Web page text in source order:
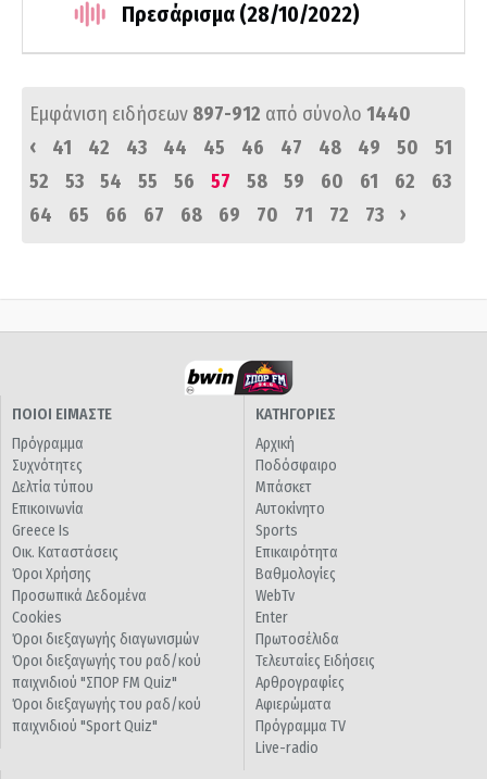
Πρεσάρισμα (28/10/2022)
Εμφάνιση ειδήσεων 897-912 από σύνολο 1440
‹
41 42 43 44 45 46 47 48 49 50
51
52
53 54 55 56 57 58 59 60 61 62
63
64
65 66 67 68 69 70 71 72 73 ›
ΠΟΙΟΙ ΕΙΜΑΣΤΕ
Πρόγραμμα
Συχνότητες
Δελτία τύπου
Επικοινωνία
Greece Is
Οικ. Καταστάσεις
Όροι Χρήσης
Προσωπικά Δεδομένα
Cookies
Όροι διεξαγωγής διαγωνισμών
Όροι διεξαγωγής του ραδ/κού
παιχνιδιού "ΣΠΟΡ FM Quiz"
Όροι διεξαγωγής του ραδ/κού
παιχνιδιού "Sport Quiz"
ΚΑΤΗΓΟΡΙΕΣ
Αρχική
Ποδόσφαιρο
Μπάσκετ
Αυτοκίνητο
Sports
Επικαιρότητα
Βαθμολογίες
WebTv
Enter
Πρωτοσέλιδα
Τελευταίες Ειδήσεις
Αρθρογραφίες
Αφιερώματα
Πρόγραμμα TV
Live-radio